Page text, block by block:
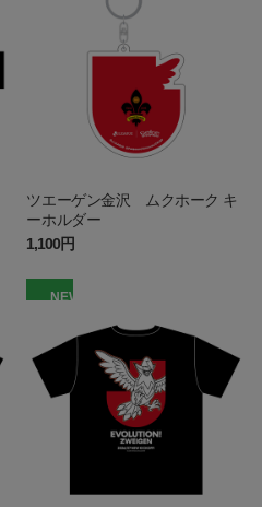
ツエーゲン金沢 ムクホーク キ
ーホルダー
1,100円
NEW